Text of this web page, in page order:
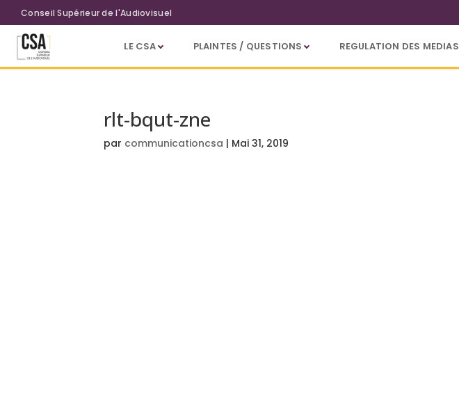
Aller au contenu principal
Conseil Supérieur de l'Audiovisuel
LE CSA PLAINTES / QUESTIONS REGULATION DES MEDIAS
rlt-bqut-zne
par communicationcsa | Mai 31, 2019